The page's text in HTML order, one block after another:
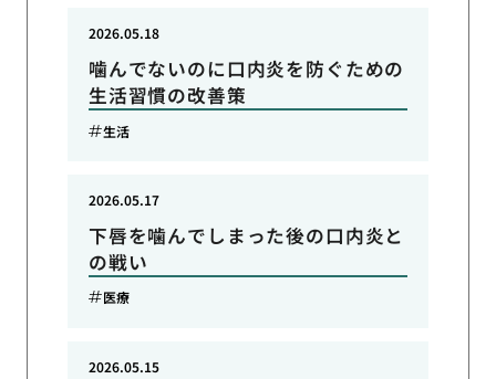
噛んでないのに口内炎を防ぐための
生活習慣の改善策
2026.05.18
生活
下唇を噛んでしまった後の口内炎と
の戦い
2026.05.17
医療
2026.05.15